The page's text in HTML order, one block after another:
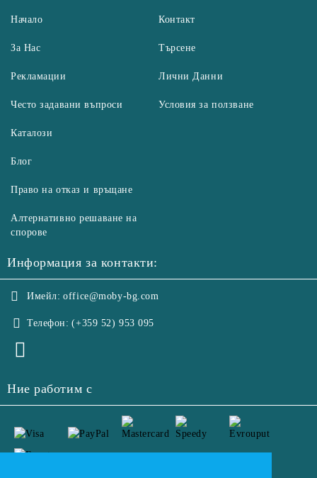
Начало
За Нас
Рекламации
Често задавани въпроси
Контакт
Търсене
Лични Данни
Условия за ползване
Каталози
Блог
Право на отказ и връщане
Алтернативно решаване на
спорове
Информация за контакти:
Имейл: office@moby-bg.com
Телефон: (+359 52) 953 095
Ние работим с